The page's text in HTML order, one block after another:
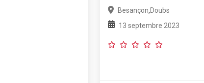
Besançon,Doubs
13 septembre 2023